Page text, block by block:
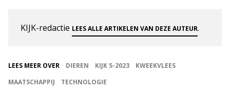
KIJK-redactie LEES ALLE ARTIKELEN VAN DEZE AUTEUR.
LEES MEER OVER DIEREN KIJK 5-2023
KWEEKVLEES
MAATSCHAPPIJ
TECHNOLOGIE